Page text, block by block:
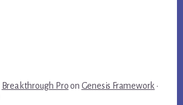
Breakthrough Proon Genesis Framework ·